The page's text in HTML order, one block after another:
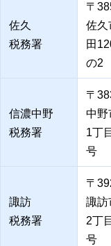
佐久
税務署
〒
佐久
田
の2
信濃中野
税務署
〒
中野
1丁
号
諏訪
税務署
〒
諏訪
2丁
号